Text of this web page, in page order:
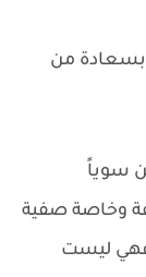
بسعادة من
سوياً
وخاصة صفية
فهي ليست